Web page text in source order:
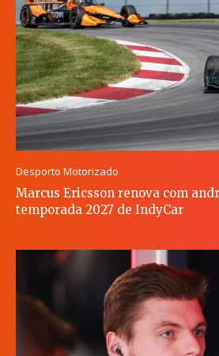
Desporto Motorizado
Marcus Ericsson renova com
temporada 2027 de IndyCar